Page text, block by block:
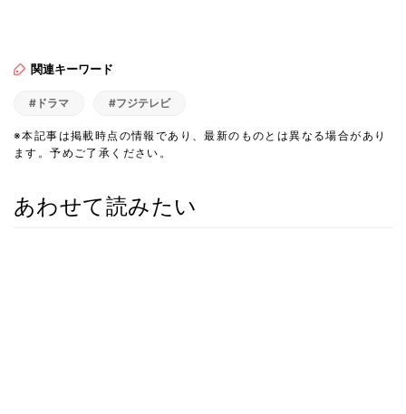
関連キーワード
#ドラマ #フジテレビ
※本記事は掲載時点の情報であり、最新のものとは異なる場合があり
ます。予めご了承ください。
あわせて読みたい